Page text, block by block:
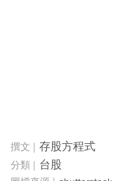
存股方程式
台股